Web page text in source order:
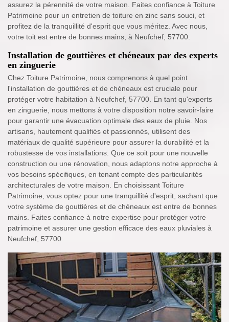
assurez la pérennité de votre maison. Faites confiance à Toiture
Patrimoine pour un entretien de toiture en zinc sans souci, et
profitez de la tranquillité d'esprit que vous méritez. Avec nous,
votre toit est entre de bonnes mains, à Neufchef, 57700.
Installation de gouttières et chéneaux par des experts
en zinguerie
Chez Toiture Patrimoine, nous comprenons à quel point
l'installation de gouttières et de chéneaux est cruciale pour
protéger votre habitation à Neufchef, 57700. En tant qu'experts
en zinguerie, nous mettons à votre disposition notre savoir-faire
pour garantir une évacuation optimale des eaux de pluie. Nos
artisans, hautement qualifiés et passionnés, utilisent des
matériaux de qualité supérieure pour assurer la durabilité et la
robustesse de vos installations. Que ce soit pour une nouvelle
construction ou une rénovation, nous adaptons notre approche à
vos besoins spécifiques, en tenant compte des particularités
architecturales de votre maison. En choisissant Toiture
Patrimoine, vous optez pour une tranquillité d'esprit, sachant que
votre système de gouttières et de chéneaux est entre de bonnes
mains. Faites confiance à notre expertise pour protéger votre
patrimoine et assurer une gestion efficace des eaux pluviales à
Neufchef, 57700.